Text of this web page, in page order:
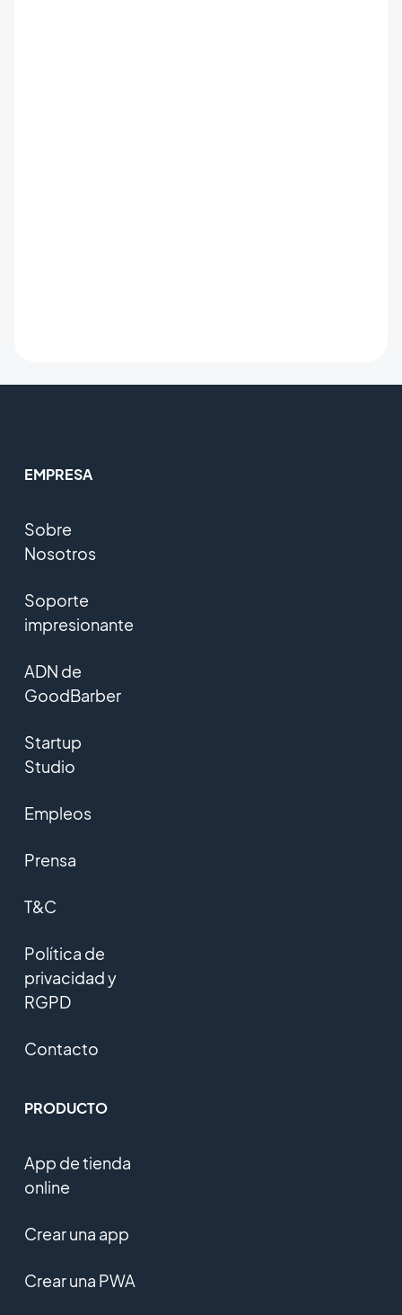
EMPRESA
Sobre
Nosotros
Soporte
impresionante
ADN de
GoodBarber
Startup
Studio
Empleos
Prensa
T&C
Política de
privacidad y
RGPD
Contacto
PRODUCTO
App de tienda
online
Crear una app
Crear una PWA